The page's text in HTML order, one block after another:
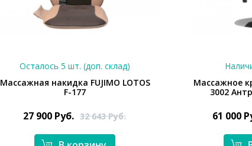
Осталось 5 шт. (доп. склад)
Массажная накидка FUJIMO LOTOS
F-177
27 900 Руб. 32 643Руб.
Массажное
3002
61 000